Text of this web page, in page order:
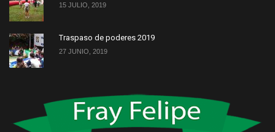
15 JULIO, 2019
Traspaso de poderes 2019
27 JUNIO, 2019